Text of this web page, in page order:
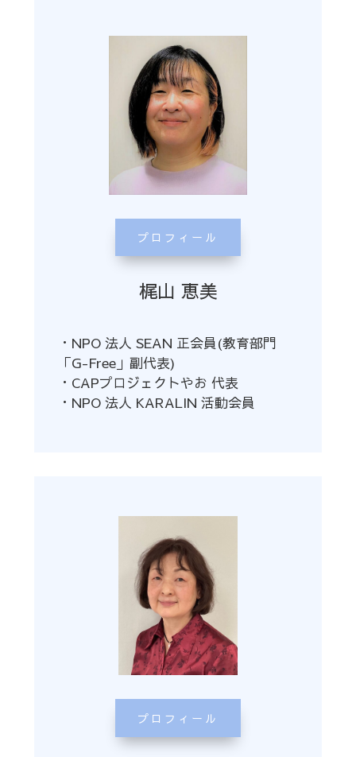
プロフィール
梶山 恵美
・NPO 法人 SEAN 正会員(教育部門
「G-Free」副代表)
・CAPプロジェクトやお 代表
・NPO 法人 KARALIN 活動会員
プロフィール